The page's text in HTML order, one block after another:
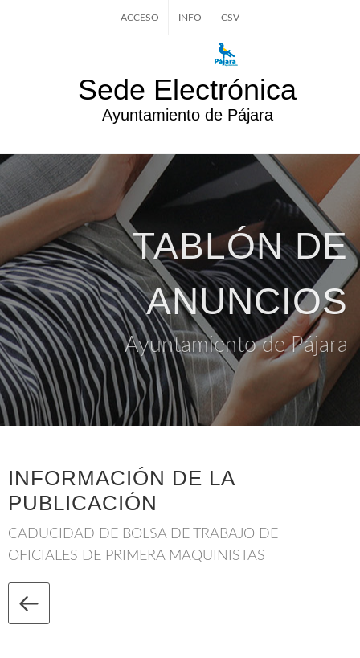
ACCESO INFO CSV
Sede Electrónica
Ayuntamiento de Pájara
TABLÓN DE
ANUNCIOS
Ayuntamiento de Pájara
INFORMACIÓN DE LA
PUBLICACIÓN
CADUCIDAD DE BOLSA DE TRABAJO DE
OFICIALES DE PRIMERA MAQUINISTAS